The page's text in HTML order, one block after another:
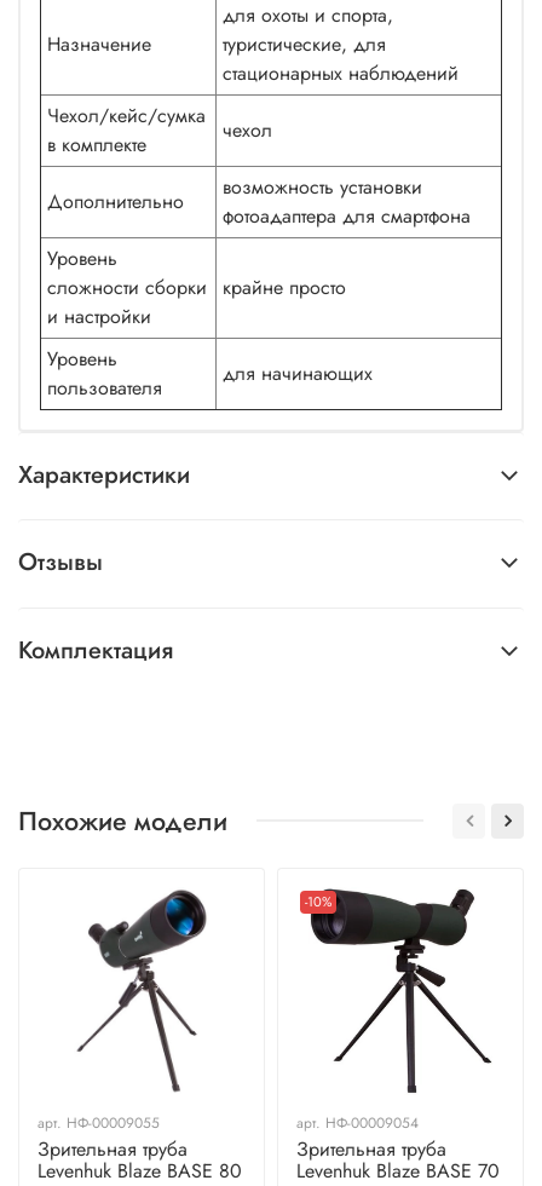
Назначение
для охоты и спорта,
туристические, для
стационарных наблюдений
Чехол/кейс/сумка
в комплекте
чехол
Дополнительно
возможность установки
фотоадаптера для смартфона
Уровень
сложности сборки
и настройки
крайне просто
Уровень
пользователя
для начинающих
Характеристики
Отзывы
Комплектация
Похожие модели
арт. НФ-00009055
Зрительная труба
Levenhuk Blaze BASE 80
-10%
арт. НФ-00009054
Зрительная труба
Levenhuk Blaze BASE 70